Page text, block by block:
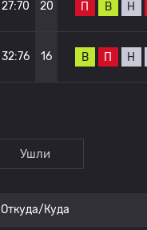
27:70 20 П В Н
32:76 16 В П Н
Ушли
Откуда/Куда